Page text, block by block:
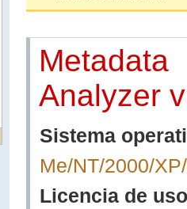
Metadata
Analyzer
Sistema
Me/NT/2000/
Licencia de